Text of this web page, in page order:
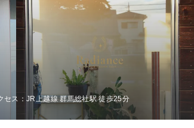
セス：JR上越線 群馬総社駅 徒歩25分